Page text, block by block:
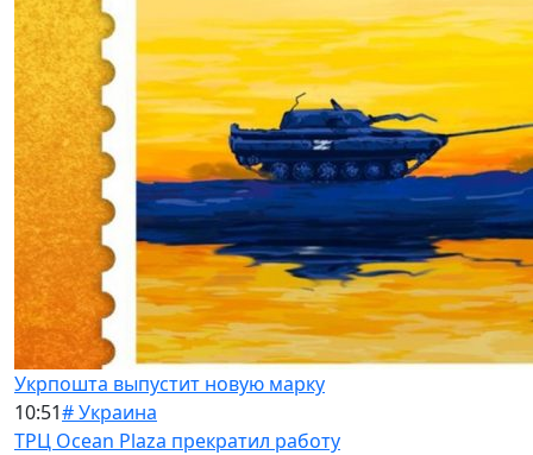
Укрпошта выпустит новую марку
10:51# Украина
ТРЦ Ocean Plaza прекратил работу